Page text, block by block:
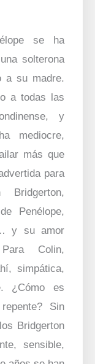
se ha
solterona
a su madre.
a todas las
y
mediocre,
más que
para
Penélope,
y su amor
Colin,
simpática,
¿Cómo es
Sin
Bridgerton
sensible,